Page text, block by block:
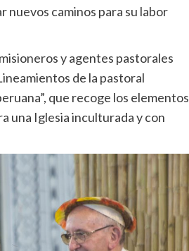
nuevos caminos para su labor
y agentes pastorales
de la pastoral
que recoge los elementos
una Iglesia inculturada y con